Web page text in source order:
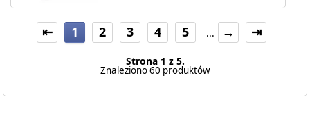
⇤ 1 2 3 4 5 ... → ⇥
Strona 1 z 5.
Znaleziono 60 produktów